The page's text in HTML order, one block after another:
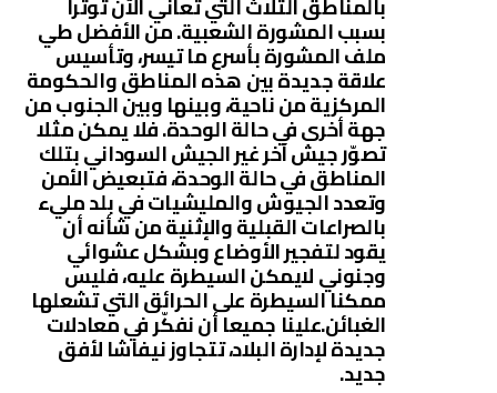
بسبب المشورة الشعبية. من الأفضل طي
ملف المشورة بأسرع ما تيسر، وتأسيس
علاقة جديدة بين هذه المناطق والحكومة
المركزية من ناحية، وبينها وبين الجنوب من
جهة أخرى في حالة الوحدة. فلا يمكن مثلا
تصوّر جيش آخر غير الجيش السوداني بتلك
المناطق في حالة الوحدة، فتبعيض الأمن
وتعدد الجيوش والمليشيات في بلد مليء
بالصراعات القبلية والإثنية من شأنه أن
يقود لتفجير الأوضاع وبشكل عشوائي
وجنوني لايمكن السيطرة عليه، فليس
ممكنا السيطرة على الحرائق التي تشعلها
الغبائن.علينا جميعا أن نفكّر في معادلات
جديدة لإدارة البلاد، تتجاوز نيفاشا لأفق
جديد.